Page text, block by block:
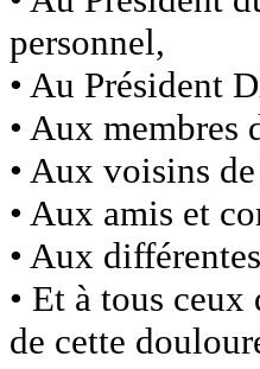
personnel,
• Au Président
• Aux membres
• Aux voisins
• Aux amis et
• Aux
• Et à tous
de cette